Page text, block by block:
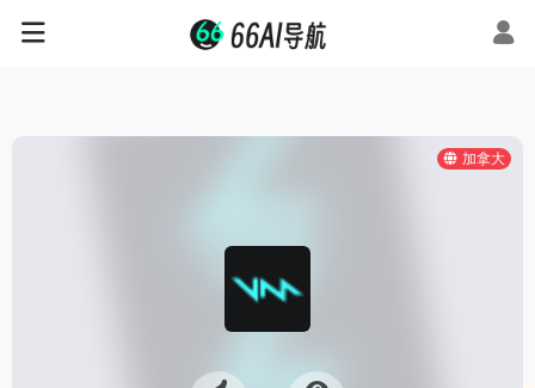
加拿大